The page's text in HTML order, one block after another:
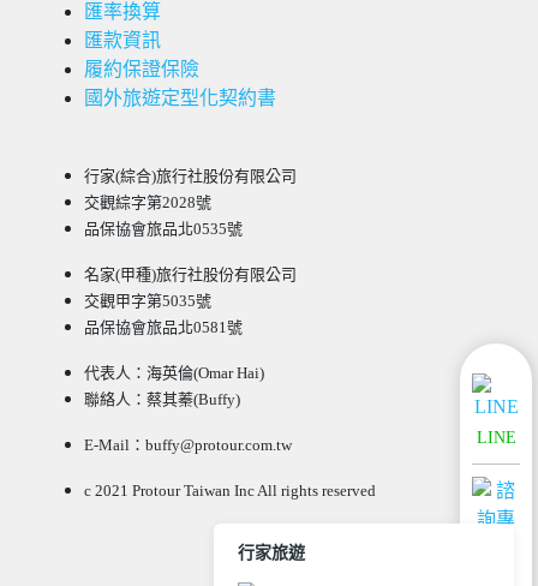
匯率換算
匯款資訊
履約保證保險
國外旅遊定型化契約書
行家(綜合)旅行社股份有限公司
交觀綜字第2028號
品保協會旅品北0535號
名家(甲種)旅行社股份有限公司
交觀甲字第5035號
品保協會旅品北0581號
代表人：海英倫(Omar Hai)
聯絡人：蔡其蓁(Buffy)
E-Mail：buffy@protour.com.tw
c 2021 Protour Taiwan Inc All rights reserved
LINE
行家旅遊